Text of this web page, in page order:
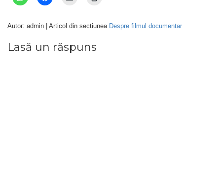
Autor: admin | Articol din sectiunea Despre filmul documentar
Lasă un răspuns